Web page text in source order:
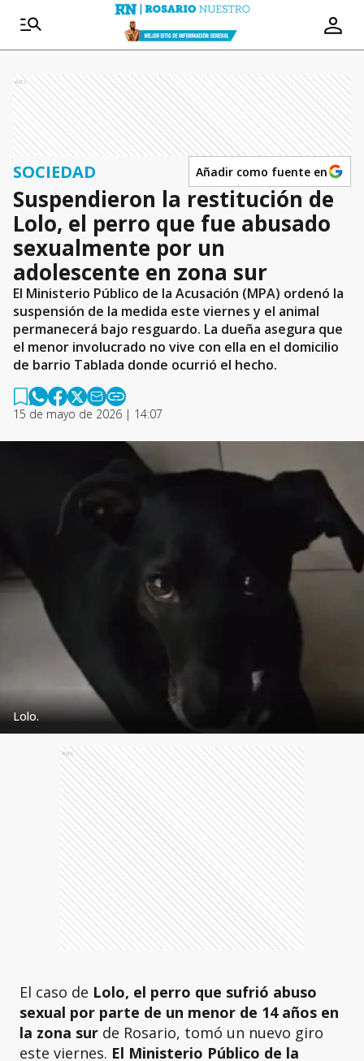
Ads
SOCIEDAD Añadir como fuente en
Suspendieron la restitución de
Lolo, el perro que fue abusado
sexualmente por un
adolescente en zona sur
El Ministerio Público de la Acusación (MPA) ordenó la
suspensión de la medida este viernes y el animal
permanecerá bajo resguardo. La dueña asegura que
el menor involucrado no vive con ella en el domicilio
de barrio Tablada donde ocurrió el hecho.
15 de mayo de 2026 | 14:07
Lolo.
Ads
El caso de Lolo, el perro que sufrió abuso
sexual por parte de un menor de 14 años en
la zona sur de Rosario, tomó un nuevo giro
este viernes. El Ministerio Público de la